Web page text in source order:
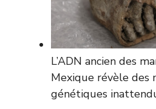
L’ADN ancien des
Mexique révèle des
génétiques